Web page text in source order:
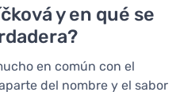
y en qué se
en común con el
del nombre y el sabor